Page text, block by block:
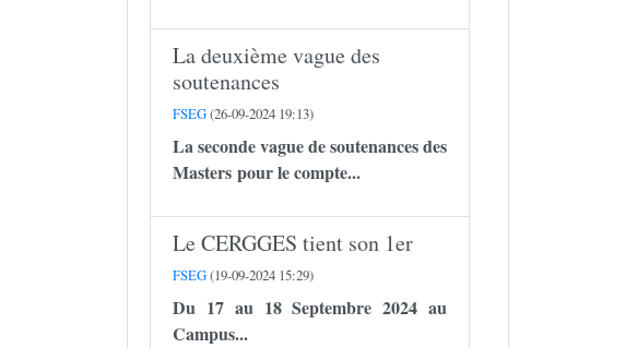
La deuxième vague des
soutenances
FSEG(26-09-2024 19:13)
La seconde vague de soutenances des
Masters pour le compte...
Le CERGGES tient son 1er
FSEG(19-09-2024 15:29)
Du 17 au 18 Septembre 2024 au
Campus...